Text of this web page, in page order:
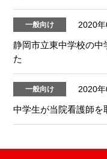
一般向け 2020
静岡市立東中学校の中
た
一般向け 2020
中学生が当院看護師を